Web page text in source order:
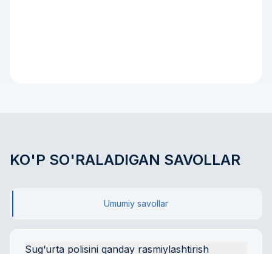
KO'P SO'RALADIGAN SAVOLLAR
Umumiy savollar
Sug‘urta polisini qanday rasmiylashtirish